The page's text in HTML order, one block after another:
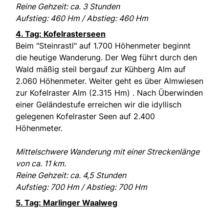
Reine Gehzeit: ca. 3 Stunden
Aufstieg: 460 Hm / Abstieg: 460 Hm
4. Tag: Kofelrasterseen
Beim "Steinrastl" auf 1.700 Höhenmeter beginnt
die heutige Wanderung. Der Weg führt durch den
Wald mäßig steil bergauf zur Kühberg Alm auf
2.060 Höhenmeter. Weiter geht es über Almwiesen
zur Kofelraster Alm (2.315 Hm) . Nach Überwinden
einer Geländestufe erreichen wir die idyllisch
gelegenen Kofelraster Seen auf 2.400
Höhenmeter.
Mittelschwere Wanderung mit einer Streckenlänge
von ca. 11 km.
Reine Gehzeit: ca. 4,5 Stunden
Aufstieg: 700 Hm / Abstieg: 700 Hm
5. Tag: Marlinger Waalweg